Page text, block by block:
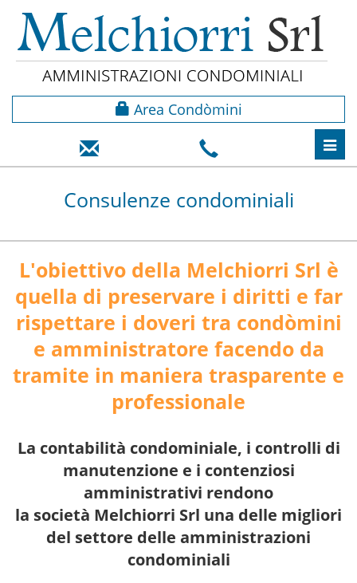
Area Condòmini
Consulenze condominiali
L'obiettivo della Melchiorri Srl è
quella di preservare i diritti e far
rispettare i doveri tra condòmini
e amministratore facendo da
tramite in maniera trasparente e
professionale
La contabilità condominiale, i controlli di
manutenzione e i contenziosi
amministrativi rendono
la società Melchiorri Srl una delle migliori
del settore delle amministrazioni
condominiali